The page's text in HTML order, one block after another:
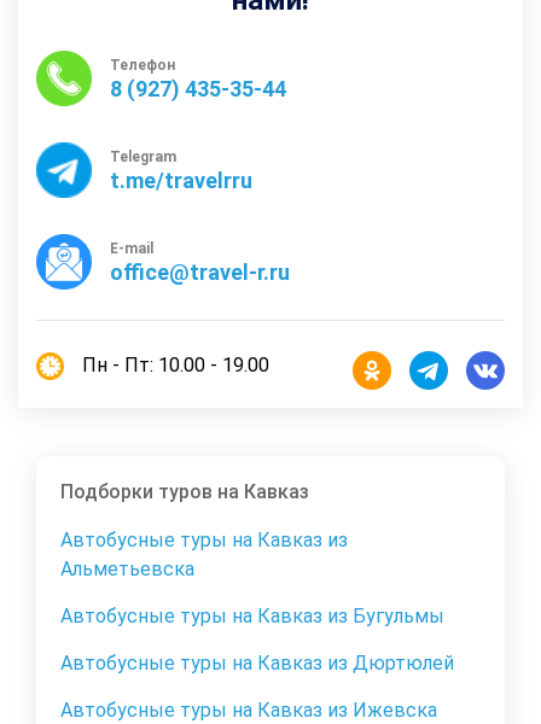
Телефон
8 (927) 435-35-44
Telegram
t.me/travelrru
E-mail
office@travel-r.ru
Пн - Пт: 10.00 - 19.00
Подборки туров на Кавказ
Автобусные туры на Кавказ из
Альметьевска
Автобусные туры на Кавказ из Бугульмы
Автобусные туры на Кавказ из Дюртюлей
Автобусные туры на Кавказ из Ижевска